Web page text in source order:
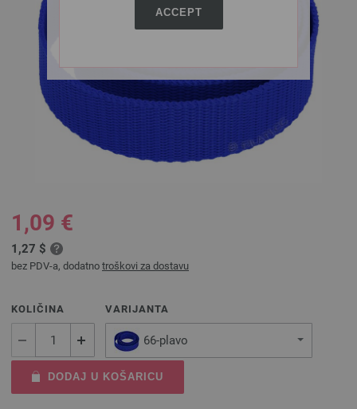
ACCEPT
1,09 €
1,27 $
bez PDV-a, dodatno troškovi za dostavu
KOLIČINA VARIJANTA
66-plavo
DODAJ U KOŠARICU